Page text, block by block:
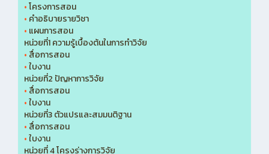
•โครงการสอน
• คำอธิบายรายวิชา
• แผนการสอน
หน่วยที่1 ความรู้เบื้องต้นในการทำวิจัย
• สื่อการสอน
•ใบงาน
หน่วยที่2 ปัญหาการวิจัย
• สื่อการสอน
•ใบงาน
หน่วยที่3 ตัวแปรและสมมนติฐาน
• สื่อการสอน
•ใบงาน
หน่วยที่ 4 โครงร่างการวิจัย